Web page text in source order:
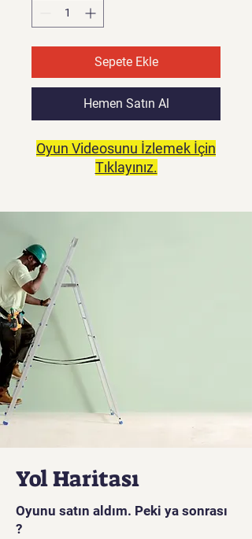
Sepete Ekle
Hemen Satın Al
Oyun Videosunu İzlemek İçin
Tıklayınız.
Yol Haritası
Oyunu satın aldım. Peki ya sonrası
?